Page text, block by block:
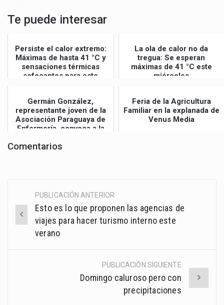
Te puede interesar
Persiste el calor extremo:
Máximas de hasta 41 °C y
sensaciones térmicas
sofocantes para este
La ola de calor no da
tregua: Se esperan
máximas de 41 °C este
miércoles
Germán González,
representante joven de la
Asociación Paraguaya de
Enfermería, convoca a la
Feria de la Agricultura
Familiar en la explanada de
Venus Media
Comentarios
Post
navigation
PUBLICACIÓN ANTERIOR
Esto es lo que proponen las agencias de
viajes para hacer turismo interno este
verano
PUBLICACIÓN SIGUIENTE
Domingo caluroso pero con
precipitaciones